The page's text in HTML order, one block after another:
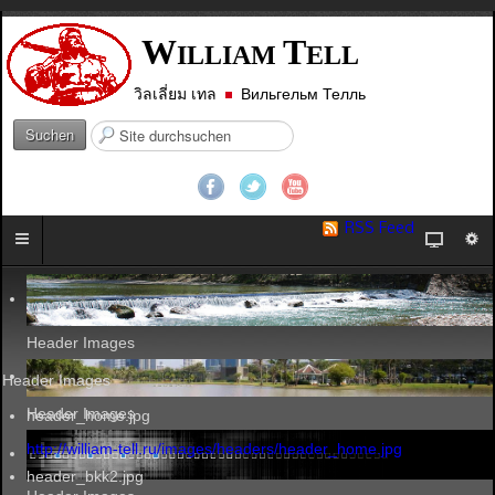
WILLIAM TELL
วิลเลี่ยม เทล Вильгельм Телль
Suchen
S
e
.
.
.
RSS Feed
Header Images
Header Images
Header Images
header_home.jpg
http://william-tell.ru/images/headers/header_home.jpg
header_bkk2.jpg